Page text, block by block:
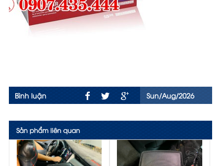
Bình luận Sun/Aug/2026
Sản phẩm liên quan